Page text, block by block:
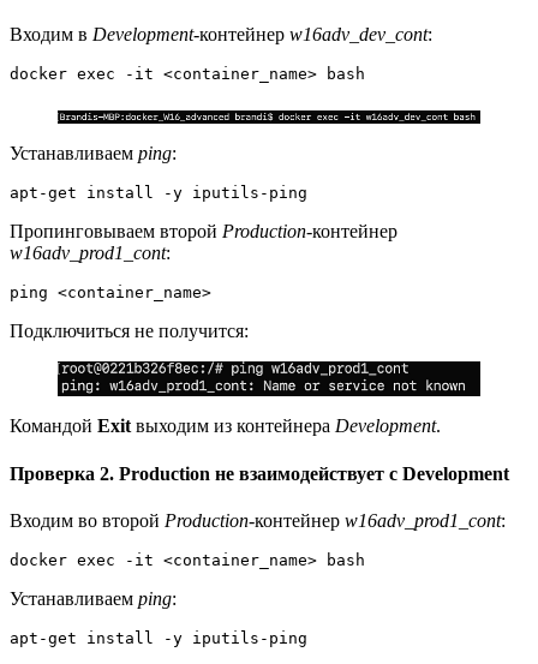
Входим в Development-контейнер w16adv_dev_cont:
docker exec -it <container_name> bash
Устанавливаем ping:
apt-get install -y iputils-ping
Пропинговываем второй Production-контейнер
w16adv_prod1_cont:
ping <container_name>
Подключиться не получится:
Командой Exit выходим из контейнера Development.
Проверка 2. Production не взаимодействует с Development
Входим во второй Production-контейнер w16adv_prod1_cont:
docker exec -it <container_name> bash
Устанавливаем ping:
apt-get install -y iputils-ping